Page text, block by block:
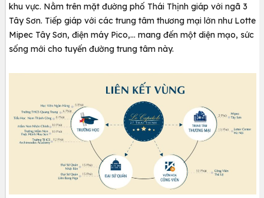
khu vực. Nằm trên mặt đường phố Thái Thịnh giáp với ngã 3
Tây Sơn. Tiếp giáp với các trung tâm thương mại lớn như Lotte
Mipec Tây Sơn, điện máy Pico,… mang đến một diện mạo, sức
sống mới cho tuyến đường trung tâm này.